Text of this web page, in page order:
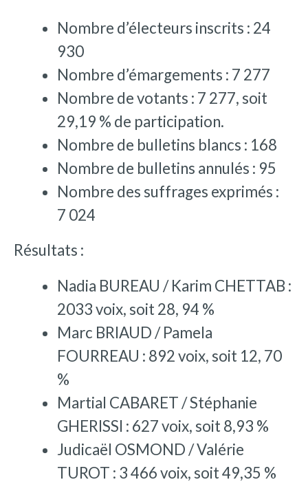
Nombre d’électeurs inscrits : 24
930
Nombre d’émargements : 7 277
Nombre de votants : 7 277, soit
29,19 % de participation.
Nombre de bulletins blancs : 168
Nombre de bulletins annulés : 95
Nombre des suffrages exprimés :
7 024
Résultats :
Nadia BUREAU / Karim CHETTAB :
2033 voix, soit 28, 94 %
Marc BRIAUD / Pamela
FOURREAU : 892 voix, soit 12, 70
%
Martial CABARET / Stéphanie
GHERISSI : 627 voix, soit 8,93 %
Judicaël OSMOND / Valérie
TUROT : 3 466 voix, soit 49,35 %